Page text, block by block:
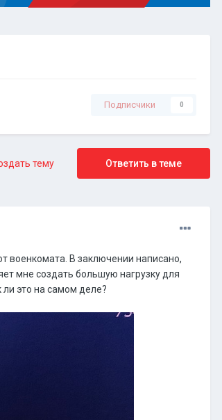
Подписчики 0
Ответить в теме
тему
военкомата. В заключении написано,
мне создать большую нагрузку для
это на самом деле?